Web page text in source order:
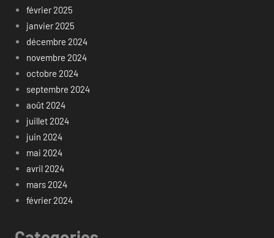
février 2025
janvier 2025
décembre 2024
novembre 2024
octobre 2024
septembre 2024
août 2024
juillet 2024
juin 2024
mai 2024
avril 2024
mars 2024
février 2024